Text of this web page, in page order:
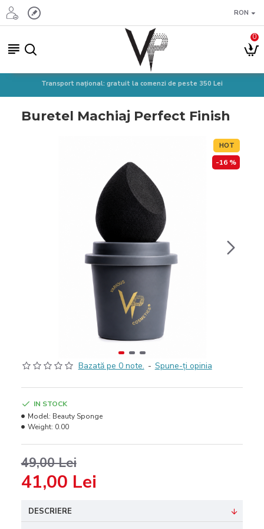
RON
0
Transport național: gratuit la comenzi de peste 350 Lei
Buretel Machiaj Perfect Finish
HOT
-16 %
Bazată pe 0 note. - Spune-ţi opinia
41,00 Lei
49,00 Lei
IN STOCK
Model: Beauty Sponge
Weight: 0.00
DESCRIERE